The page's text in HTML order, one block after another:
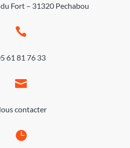
Fort – 31320 Pechabou

61 81 76 33

contacter
